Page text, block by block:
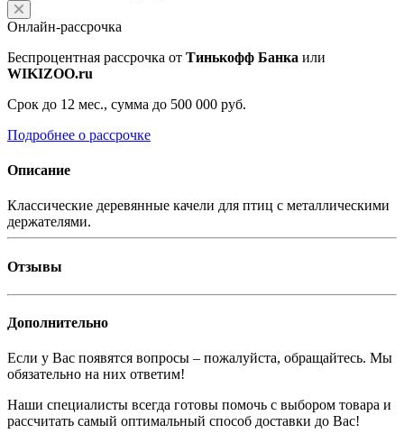
Онлайн-рассрочка
Беспроцентная рассрочка от Тинькофф Банка или
WIKIZOO.ru
Срок до 12 мес., сумма до 500 000 руб.
Подробнее о рассрочке
Описание
Классические деревянные качели для птиц с металлическими
держателями.
Отзывы
Дополнительно
Если у Вас появятся вопросы – пожалуйста, обращайтесь. Мы
обязательно на них ответим!
Наши специалисты всегда готовы помочь с выбором товара и
рассчитать самый оптимальный способ доставки до Вас!